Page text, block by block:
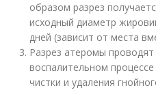
образом разрез
исходный диаметр
дней (зависит от места
Разрез атеромы
воспалительном
чистки и удаления